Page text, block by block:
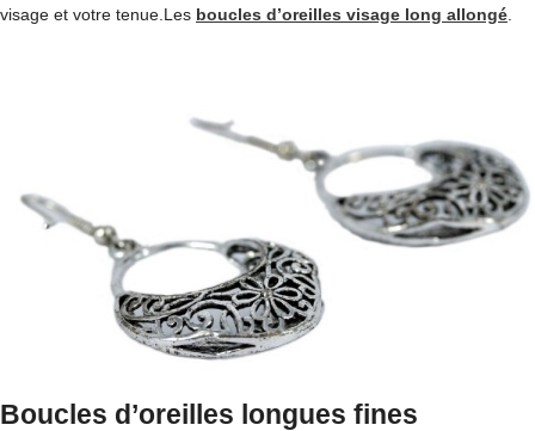
visage et votre tenue.Les boucles d’oreilles visage long allongé.
Boucles d’oreilles longues fines